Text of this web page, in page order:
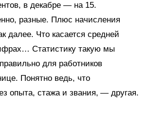
в декаб­ре — на 15.
разные. Плюс начисления
далее. Что касается средней
Статистику такую мы
для работников
Понятно ведь, что
опыта, стажа и звания, — другая.